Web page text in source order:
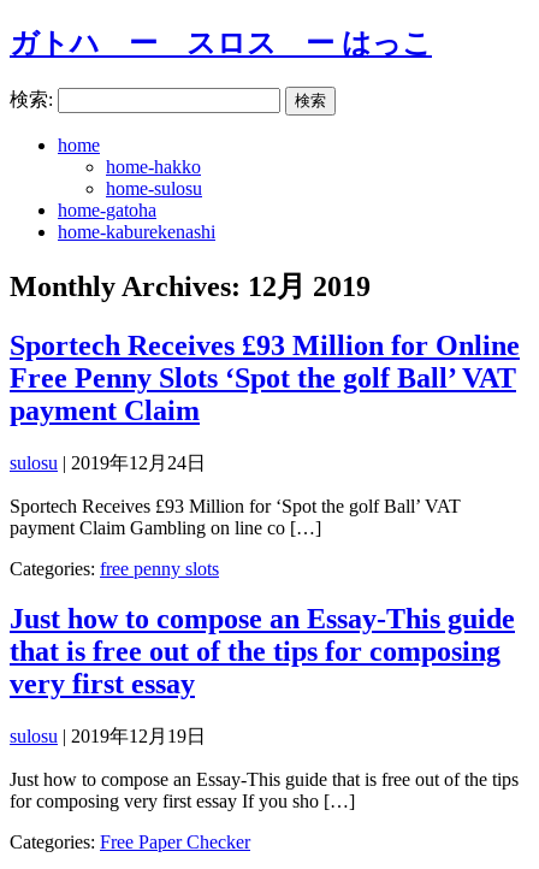
ガトハ ー スロス ー はっこ
検索:
home
home-hakko
home-sulosu
home-gatoha
home-kaburekenashi
Monthly Archives: 12月 2019
Sportech Receives £93 Million for Online
Free Penny Slots ‘Spot the golf Ball’ VAT
payment Claim
sulosu | 2019年12月24日
Sportech Receives £93 Million for ‘Spot the golf Ball’ VAT
payment Claim Gambling on line co […]
Categories: free penny slots
Just how to compose an Essay-This guide
that is free out of the tips for composing
very first essay
sulosu | 2019年12月19日
Just how to compose an Essay-This guide that is free out of the tips
for composing very first essay If you sho […]
Categories: Free Paper Checker